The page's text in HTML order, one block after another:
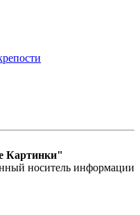
Картинки"
носитель информации